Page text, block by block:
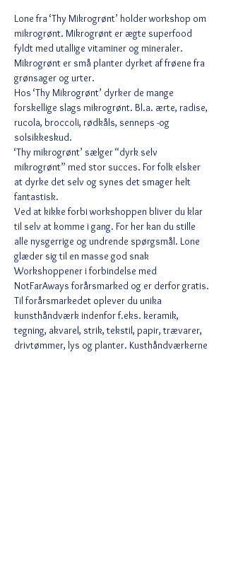
Lone fra ‘Thy Mikrogrønt’ holder workshop om
mikrogrønt. Mikrogrønt er ægte superfood
fyldt med utallige vitaminer og mineraler.
Mikrogrønt er små planter dyrket af frøene fra
grønsager og urter.
Hos ‘Thy Mikrogrønt’ dyrker de mange
forskellige slags mikrogrønt. Bl.a. ærte, radise,
rucola, broccoli, rødkåls, senneps -og
solsikkeskud.
‘Thy mikrogrønt’ sælger “dyrk selv
mikrogrønt” med stor succes. For folk elsker
at dyrke det selv og synes det smager helt
fantastisk.
Ved at kikke forbi workshoppen bliver du klar
til selv at komme i gang. For her kan du stille
alle nysgerrige og undrende spørgsmål. Lone
glæder sig til en masse god snak
Workshoppener i forbindelse med
NotFarAways forårsmarked og er derfor gratis.
Til forårsmarkedet oplever du unika
kunsthåndværk indenfor f.eks. keramik,
tegning, akvarel, strik, tekstil, papir, trævarer,
drivtømmer, lys og planter. Kusthåndværkerne